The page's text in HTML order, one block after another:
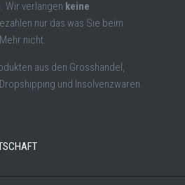
Wir verlangen keine
nur das was Sie beim
nicht.
aus den Grosshandel,
und Insolvenzwaren.